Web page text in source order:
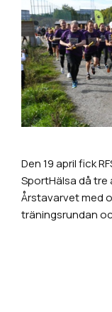
Den 19 april fick
SportHälsa då tre
Årstavarvet med
träningsrundan